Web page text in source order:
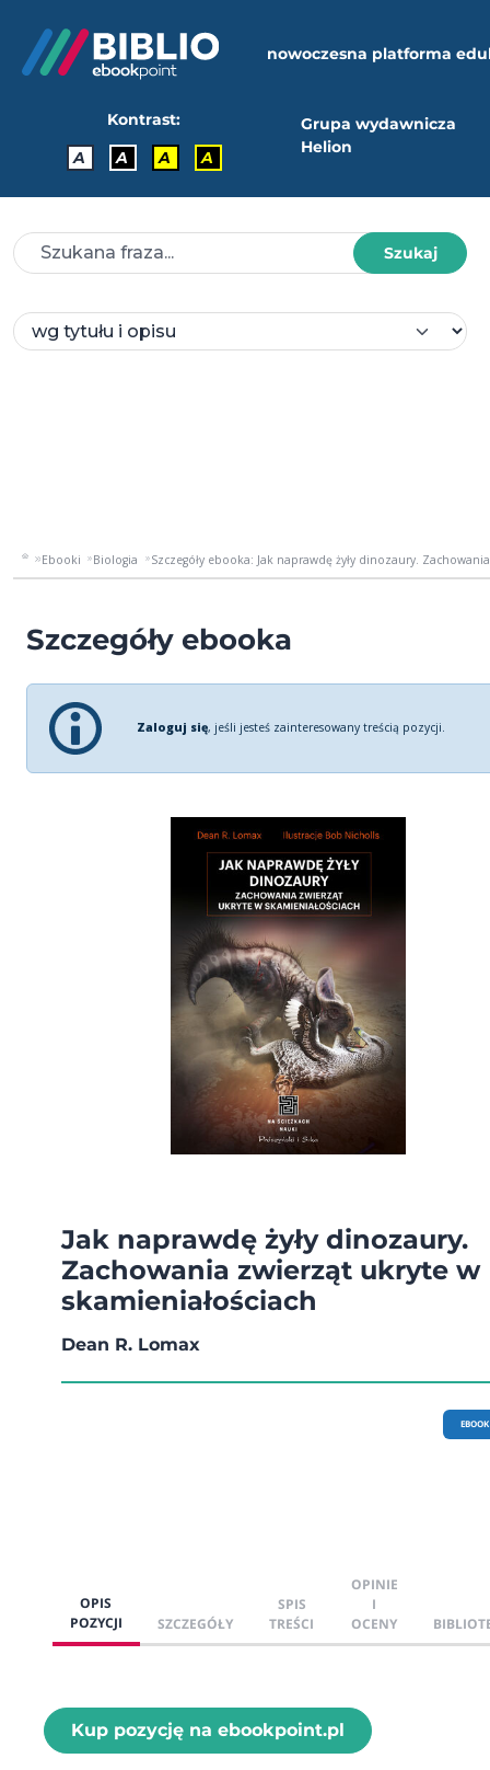
nowoczesna platforma
Kontrast:
A
A A A
Grupa wydawnicza
Helion
Szukaj
Ebooki Biologia Szczegóły ebooka: Jak naprawdę żyły dinozaury.
Szczegóły ebooka
Zaloguj się, jeśli jesteś zainteresowany treścią pozycji.
Jak naprawdę żyły dinozaury.
Zachowania zwierząt ukryte w
skamieniałościach
Dean R. Lomax
EBOOK
OPIS
POZYCJI
SZCZEGÓŁY
SPIS
TREŚCI
OPINIE
I
OCENY
Kup pozycję na ebookpoint.pl